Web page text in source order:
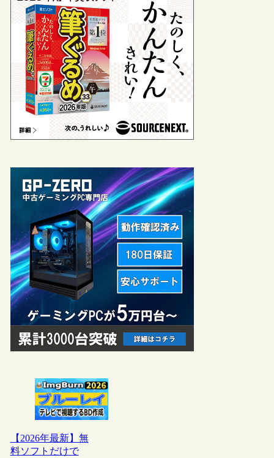
【2026年最新】無
料ソフトだけで